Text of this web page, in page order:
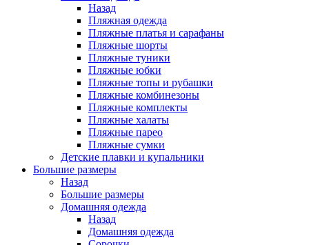
Назад
Пляжная одежда
Пляжные платья и сарафаны
Пляжные шорты
Пляжные туники
Пляжные юбки
Пляжные топы и рубашки
Пляжные комбинезоны
Пляжные комплекты
Пляжные халаты
Пляжные парео
Пляжные сумки
Детские плавки и купальники
Большие размеры
Назад
Большие размеры
Домашняя одежда
Назад
Домашняя одежда